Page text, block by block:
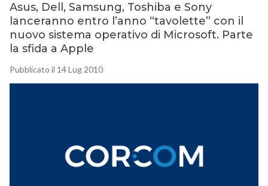
Asus, Dell, Samsung, Toshiba e Sony
lanceranno entro l’anno “tavolette” con il
nuovo sistema operativo di Microsoft. Parte
la sfida a Apple
Pubblicato il 14 Lug 2010